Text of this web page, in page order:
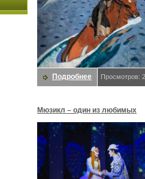
Подробнее Просмотров:
Мюзикл – один из любимых
театральных жанров